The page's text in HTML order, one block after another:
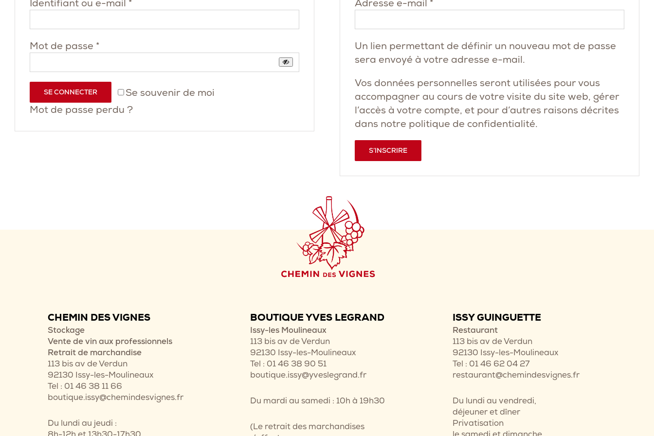
Identifiant ou e-mail *
Mot de passe *
Se souvenir de moi
SE CONNECTER
Mot de passe perdu ?
Adresse e-mail *
Un lien permettant de définir un nouveau mot de passe
sera envoyé à votre adresse e-mail.
Vos données personnelles seront utilisées pour vous
accompagner au cours de votre visite du site web, gérer
l’accès à votre compte, et pour d’autres raisons décrites
dans notre politique de confidentialité.
S’INSCRIRE
CHEMIN DES VIGNES
Stockage
Vente de vin aux professionnels
Retrait de marchandise
113 bis av de Verdun
92130 Issy-les-Moulineaux
Tel : 01 46 38 11 66
boutique.issy@chemindesvignes.fr
Du lundi au jeudi :
BOUTIQUE YVES LEGRAND
Issy-les Moulineaux
113 bis av de Verdun
92130 Issy-les-Moulineaux
Tel : 01 46 38 90 51
boutique.issy@yveslegrand.fr
Du mardi au samedi : 10h à 19h30
(Le retrait des marchandises
ISSY GUINGUETTE
Restaurant
113 bis av de Verdun
92130 Issy-les-Moulineaux
Tel : 01 46 62 04 27
restaurant@chemindesvignes.fr
Du lundi au vendredi,
déjeuner et dîner
Privatisation